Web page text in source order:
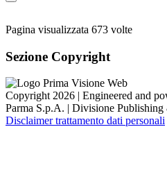
Pagina visualizzata 673 volte
Sezione Copyright
Copyright 2026 | Engineered and
Parma S.p.A. | Divisione
Disclaimer trattamento dati personali